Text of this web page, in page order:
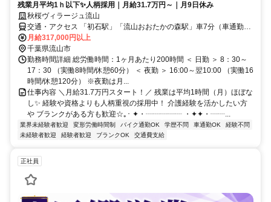
残業月平均1ｈ以下✨人柄採用｜月給31.7万円～｜月9日休み
秋桜ヴィラージュ流山
交通・アクセス 「初石駅」「流山おおたかの森駅」車7分（車通勤
可）
月給317,000円以上
千葉県流山市
勤務時間詳細 総労働時間：1ヶ月あたり200時間 ＜ 日勤 ＞ 8：30～
17：30 （実働8時間/休憩60分） ＜ 夜勤 ＞ 16:00～翌10:00 （実働16
時間/休憩120分） ※夜勤は月...
仕事内容 ＼月給31.7万円スタート！／ 残業は平均1時間（月）ほぼな
し✨ 経験や資格よりも人柄重視の採用中！ 介護経験を活かしたい方
や ブランクがある方も歓迎☆｡･ ✦・┈┈┈┈┈ ・✦✦・┈┈...
業界未経験者歓迎 変形労働時間制 バイク通勤OK 学歴不問 車通勤OK
経験不問
未経験者歓迎
経験者歓迎 ブランクOK 交通費支給
正社員